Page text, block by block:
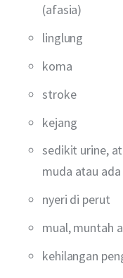
(afasia)
linglung
koma
stroke
kejang
sedikit urine,
muda atau
nyeri di perut
mual, muntah
kehilangan